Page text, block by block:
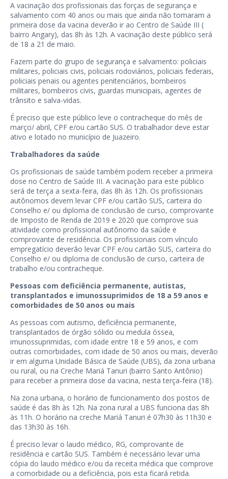
A vacinação dos profissionais das forças de segurança e
salvamento com 40 anos ou mais que ainda não tomaram a
primeira dose da vacina deverão ir ao Centro de Saúde III (
bairro Angary), das 8h às 12h. A vacinação deste público será
de 18 a 21 de maio.
Fazem parte do grupo de segurança e salvamento: policiais
militares, policiais civis, policiais rodoviários, policiais federais,
policiais penais ou agentes penitenciários, bombeiros
militares, bombeiros civis, guardas municipais, agentes de
trânsito e salva-vidas.
É preciso que este público leve o contracheque do mês de
março/ abril, CPF e/ou cartão SUS. O trabalhador deve estar
ativo e lotado no município de Juazeiro.
Trabalhadores da saúde
Os profissionais de saúde também podem receber a primeira
dose no Centro de Saúde III. A vacinação para este público
será de terça a sexta-feira, das 8h às 12h. Os profissionais
autônomos devem levar CPF e/ou cartão SUS, carteira do
Conselho e/ ou diploma de conclusão de curso, comprovante
de Imposto de Renda de 2019 e 2020 que comprove sua
atividade como profissional autônomo da saúde e
comprovante de residência. Os profissionais com vínculo
empregatício deverão levar CPF e/ou cartão SUS, carteira do
Conselho e/ ou diploma de conclusão de curso, carteira de
trabalho e/ou contracheque.
Pessoas com deficiência permanente, autistas,
transplantados e imunossuprimidos de 18 a 59 anos e
comorbidades de 50 anos ou mais
As pessoas com autismo, deficiência permanente,
transplantados de órgão sólido ou medula óssea,
imunossuprimidas, com idade entre 18 e 59 anos, e com
outras comorbidades, com idade de 50 anos ou mais, deverão
ir em alguma Unidade Básica de Saúde (UBS), da zona urbana
ou rural, ou na Creche Mariá Tanuri (bairro Santo Antônio)
para receber a primeira dose da vacina, nesta terça-feira (18).
Na zona urbana, o horário de funcionamento dos postos de
saúde é das 8h às 12h. Na zona rural a UBS funciona das 8h
às 11h. O horário na creche Mariá Tanuri é 07h30 às 11h30 e
das 13h30 às 16h.
É preciso levar o laudo médico, RG, comprovante de
residência e cartão SUS. Também é necessário levar uma
cópia do laudo médico e/ou da receita médica que comprove
a comorbidade ou a deficiência, pois esta ficará retida.